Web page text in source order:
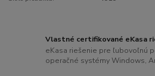
Vlastné certifikované eKasa
eKasa riešenie pre ľubovoľnú
operačné systémy Windows,